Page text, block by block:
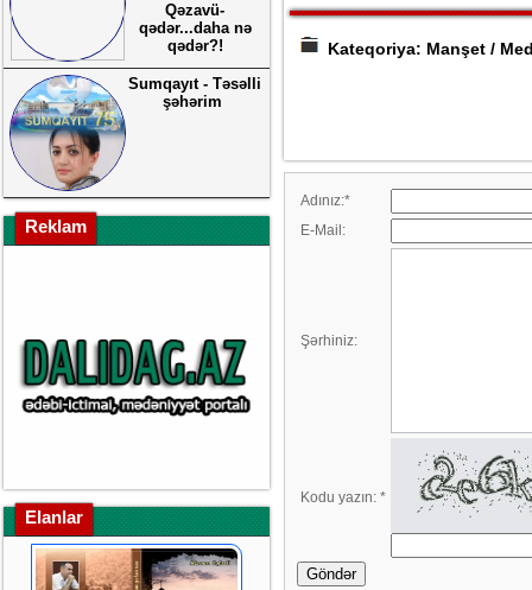
Qəzavü-
qədər...daha nə
qədər?!
Sumqayıt - Təsəlli
şəhərim
Reklam
Elanlar
Kateqoriya: Manşet /
Adınız:*
E-Mail:
Şərhiniz:
Kodu yazın: *
Göndər